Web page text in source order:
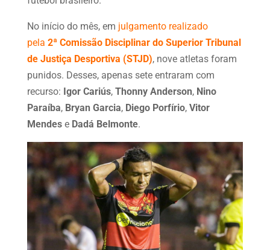
No início do mês, em julgamento realizado
pela 2ª Comissão Disciplinar do Superior Tribunal
de Justiça Desportiva (STJD), nove atletas foram
punidos. Desses, apenas sete entraram com
recurso: Igor Cariús, Thonny Anderson, Nino
Paraíba, Bryan Garcia, Diego Porfírio, Vitor
Mendese Dadá Belmonte.